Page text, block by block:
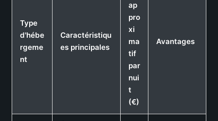
Type
d'hébe
rgeme
nt
Caractéristiqu
es principales
ap
pro
xi
ma
tif
par
nui
t
(€)
Avantages